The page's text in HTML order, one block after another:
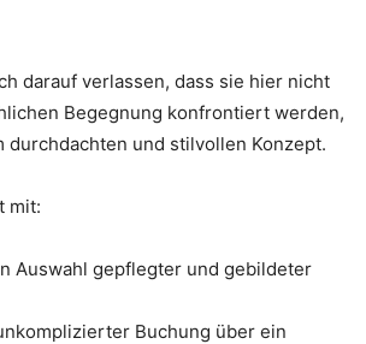
darauf verlassen, dass sie hier nicht
Begegnung konfrontiert werden,
durchdachten und stilvollen Konzept.
mit:
Auswahl gepflegter und gebildeter
Buchung über ein